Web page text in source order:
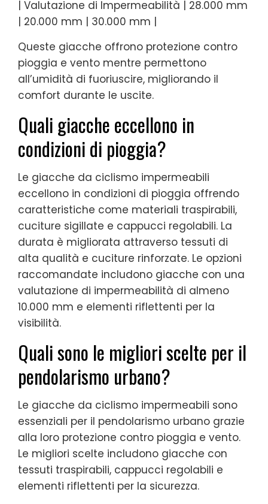
| Valutazione di Impermeabilità | 28.000 mm
| 20.000 mm | 30.000 mm |
Queste giacche offrono protezione contro
pioggia e vento mentre permettono
all’umidità di fuoriuscire, migliorando il
comfort durante le uscite.
Quali giacche eccellono in
condizioni di pioggia?
Le giacche da ciclismo impermeabili
eccellono in condizioni di pioggia offrendo
caratteristiche come materiali traspirabili,
cuciture sigillate e cappucci regolabili. La
durata è migliorata attraverso tessuti di
alta qualità e cuciture rinforzate. Le opzioni
raccomandate includono giacche con una
valutazione di impermeabilità di almeno
10.000 mm e elementi riflettenti per la
visibilità.
Quali sono le migliori scelte per il
pendolarismo urbano?
Le giacche da ciclismo impermeabili sono
essenziali per il pendolarismo urbano grazie
alla loro protezione contro pioggia e vento.
Le migliori scelte includono giacche con
tessuti traspirabili, cappucci regolabili e
elementi riflettenti per la sicurezza.